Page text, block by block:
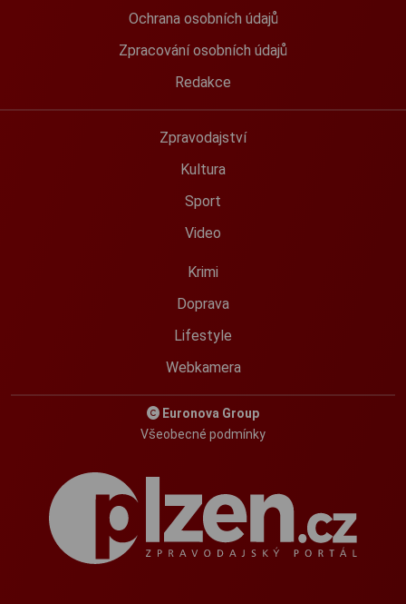
Ochrana osobních údajů
Zpracování osobních údajů
Redakce
Zpravodajství
Kultura
Sport
Video
Krimi
Doprava
Lifestyle
Webkamera
Euronova Group
Všeobecné podmínky